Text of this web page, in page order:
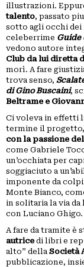
INSERZIONI
PUBBLICITARIE
PICCOLI
ANNUNCI
illustrazioni.
talento, passato
sotto agli occhi
celeberrime Guide
vedono autore
Club da lui diretta
morì. A fare
trova senso,
di Gino Buscaini,
Beltrame e
Ci voleva in effetti
termine il
con la passione
come Gabriele
un’occhiata per
soggiaciuto a
imponente da
Monte Bianco,
in solitaria la via
con Luciano Ghigo.
A fare da tramite è
autrice di libri e
alto” della Società
pubblicazione,